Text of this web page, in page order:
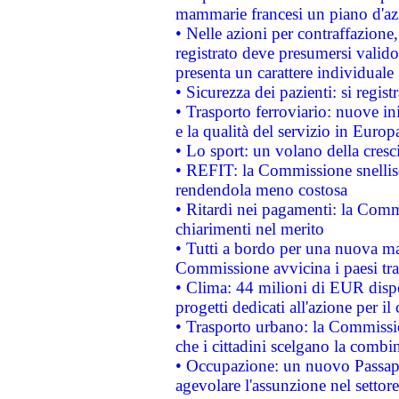
mammarie francesi un piano
• Nelle azioni per
registrato deve presumersi
presenta un carattere individuale
• Sicurezza dei pazienti: si
• Trasporto ferroviario: nuove
e la qualità del servizio in
• Lo sport: un volano della
• REFIT: la Commissione
rendendola meno costosa
• Ritardi nei pagamenti: la
chiarimenti nel merito
• Tutti a bordo per una nuova
Commissione avvicina i paesi
• Clima: 44 milioni di EUR
progetti dedicati all'azione per il
• Trasporto urbano: la
che i cittadini scelgano la
• Occupazione: un nuovo
agevolare l'assunzione nel